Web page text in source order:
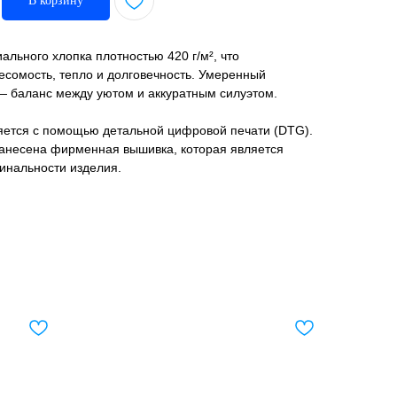
хлопка плотностью 420 г/м², что
тепло и долговечность. Умеренный
баланс между уютом и аккуратным силуэтом.
с помощью детальной цифровой печати (DTG).
фирменная вышивка, которая является
изделия.